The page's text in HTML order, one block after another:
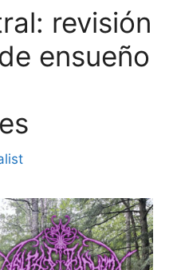
revisión
ensueño